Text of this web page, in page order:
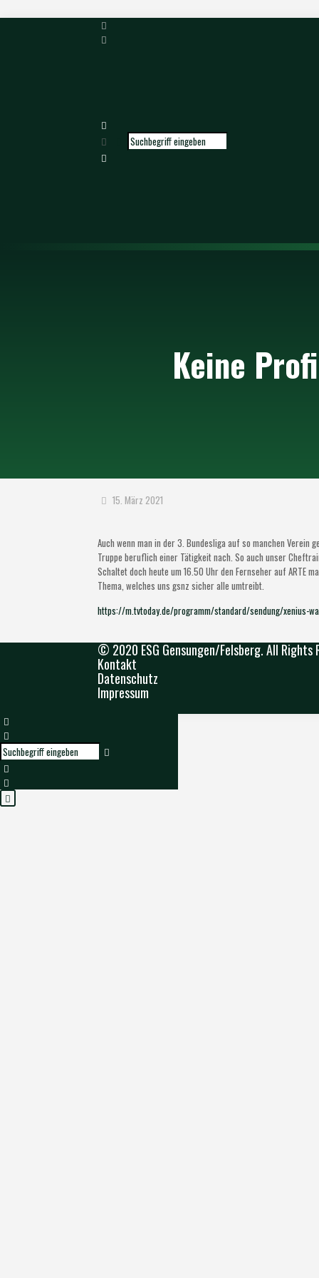
Keine
15. März 2021
Auch wenn man in der 3. Bundesliga auf so manchen
Truppe beruflich einer Tätigkeit nach. So auch unser
Schaltet doch heute um 16.50 Uhr den Fernseher auf ARTE
Thema, welches uns gsnz sicher alle umtreibt.
https://m.tvtoday.de/programm/standard/sendung/xenius-
© 2020 ESG Gensungen/Felsberg. All Rights
Kontakt
Datenschutz
Impressum